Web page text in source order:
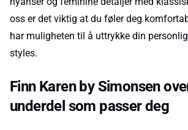
oss er det viktig at du føler deg
har muligheten til å uttrykke din
styles.
Finn Karen by Simonsen
underdel som passer deg